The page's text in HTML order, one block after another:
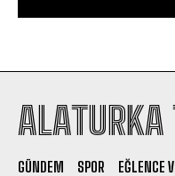
ALATURKA
GÜNDEM SPOR EĞLENCE